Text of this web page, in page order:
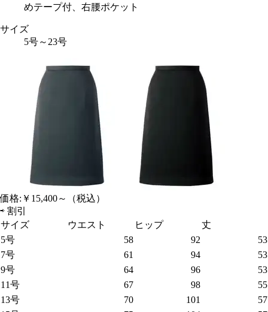
めテープ付、右腰ポケット
サイズ
5号～23号
価格: ￥15,400～
（税込）
⇨ 割引
サイズ
ウエスト ヒップ
丈
5号
58 92
53
7号
61 94
53
9号
64 96
53
11号
67 98
55
13号
70 101
57